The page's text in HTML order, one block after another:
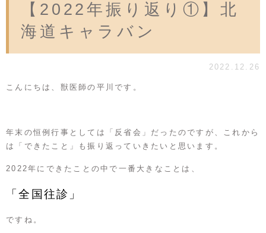
【2022年振り返り①】北
海道キャラバン
2022.12.26
こんにちは、獣医師の平川です。
年末の恒例行事としては「反省会」だったのですが、これから
は「できたこと」も振り返っていきたいと思います。
2022年にできたことの中で一番大きなことは、
「全国往診」
ですね。